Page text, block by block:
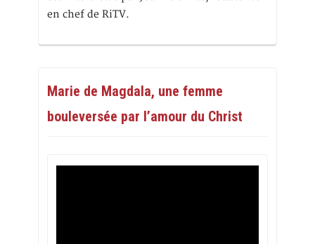
en chef de RiTV.
Marie de Magdala, une femme
bouleversée par l’amour du Christ